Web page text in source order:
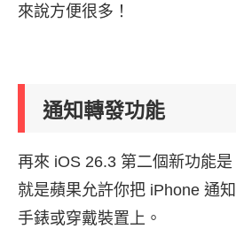
來說方便很多！
通知轉發功能
再來 iOS 26.3 第二個新功能是
就是蘋果允許你把 iPhone 通
手錶或穿戴裝置上。